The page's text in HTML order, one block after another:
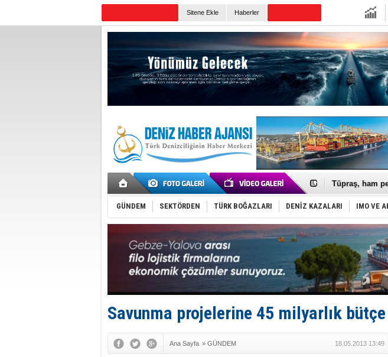
Sitene Ekle Haberler
Anadolu
Tüpraş, ham
İTU AUV,
LNG
PROYAD, yat
Türkiye-Irak
Türk Armatöre
Deniz
DÖDER, 28.
Fairline,
Baltık
Runit kubbesi
Türk Loydu’na
GÜNDEM SEKTÖRDEN TÜRK BOĞAZLARI DENİZ KAZALARI IMO VE
Savunma projelerine 45 milyarlık bütçe
Ana Sayfa » GÜNDEM 18.05.2013 13:49